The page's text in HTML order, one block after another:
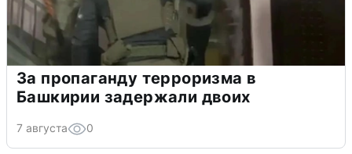
За пропаганду терроризма в
Башкирии задержали двоих
7 августа 0